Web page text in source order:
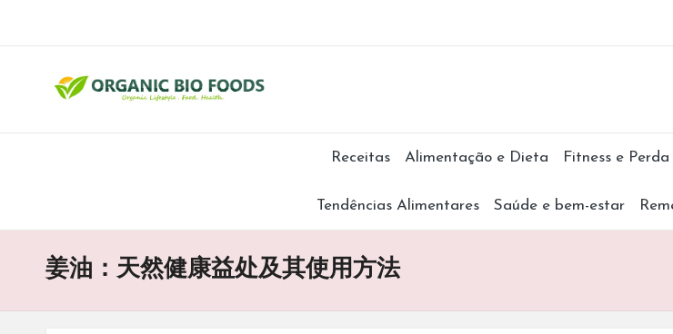
Receitas Alimentação e Dieta Fitness e Perda
Tendências Alimentares Saúde e bem-estar
姜油：天然健康益处及其使用方法